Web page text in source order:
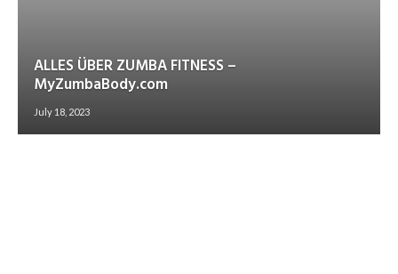
ALLES ÜBER ZUMBA FITNESS –
MyZumbaBody.com
July 18, 2023